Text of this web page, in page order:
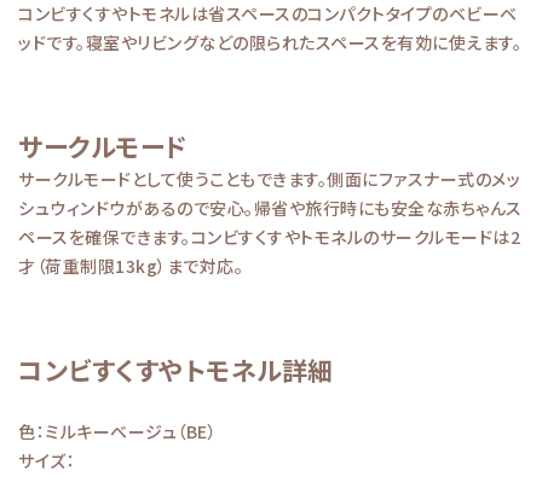
コンビすくすやトモネルは省スペースのコンパクトタイプのベビーベ
ッドです。寝室やリビングなどの限られたスペースを有効に使えます。
サークルモード
サークルモードとして使うこともできます。側面にファスナー式のメッ
シュウィンドウがあるので安心。帰省や旅行時にも安全な赤ちゃんス
ペースを確保できます。コンビすくすやトモネルのサークルモードは2
才（荷重制限13kg）まで対応。
コンビすくすやトモネル詳細
色：ミルキーベージュ（BE）
サイズ：